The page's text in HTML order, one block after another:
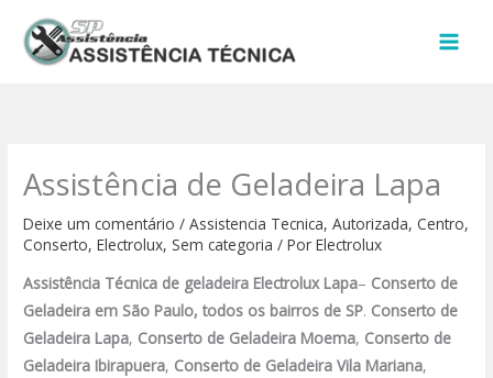
para
Assistência de Geladeira Lapa
Deixe um comentário /Assistencia Tecnica,Autorizada,Centro,
Conserto,Electrolux, Sem categoria / PorElectrolux
Assistência Técnica de geladeira Electrolux Lapa– Conserto de
Geladeira em São Paulo, todos os bairros de SP. Conserto de
Geladeira Lapa, Conserto de Geladeira Moema, Conserto de
Geladeira Ibirapuera, Conserto de Geladeira Vila Mariana,